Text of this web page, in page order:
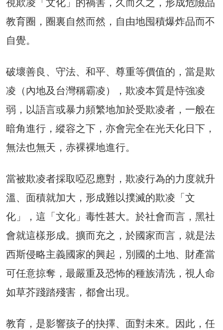
教育圈，圈裏自然而然，自由地囤積爆炸品而不
自覺。
破壞善良、守法、和平、尊重等價值的，當是欺
凌（內地及台灣稱霸凌），欺凌本質是恃強凌
弱，以語言或暴力頻繁地加於受欺凌者，一般在
暗角進行，縱容之下，亦會完全在光天化日下，
無法也無天，赤裸裸地進行。
當被欺凌者採取啞忍應對，欺凌行為的力度就升
溫、面積就加大，形成難以撲滅的欺凌「文
化」，這「文化」毒性甚大。於社會而言，黑社
會就這樣形成。擴而充之，於國家而言，就是法
西斯侵略主義國家的興起，別國的土地、財產當
可任意掠奪，最嚴重及恐怖的種族清洗，視人命
如草芥踐踏殘害，都會出現。
教育，是影響孩子的抉擇、面對未來。因此，任